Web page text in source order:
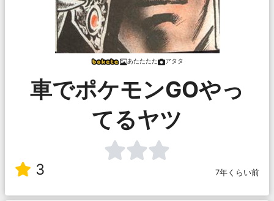
あたたたた アタタ
車でポケモンGOやっ
てるヤツ
3 7年くらい前